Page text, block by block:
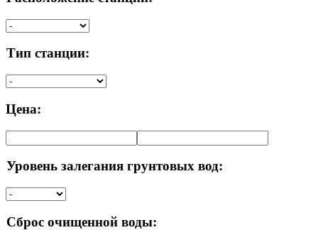
Тип станции:
Цена:
Уровень залегания грунтовых вод:
Сброс очищенной воды: